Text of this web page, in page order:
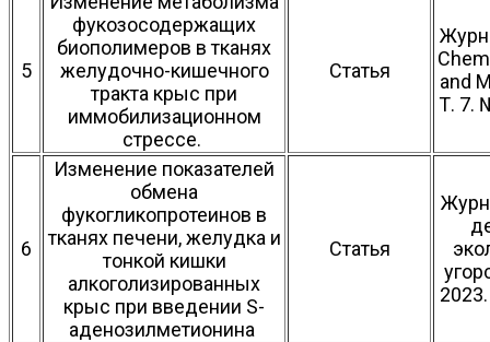
5
фукозосодержащих
биополимеров в тканях
желудочно-кишечного
тракта крыс при
иммобилизационном
стрессе.
Статья
and
Т. 7.
6
Изменение показателей
обмена
фукогликопротеинов в
тканях печени, желудка и
тонкой кишки
алкоголизированных
крыс при введении S-
аденозилметионина
Статья